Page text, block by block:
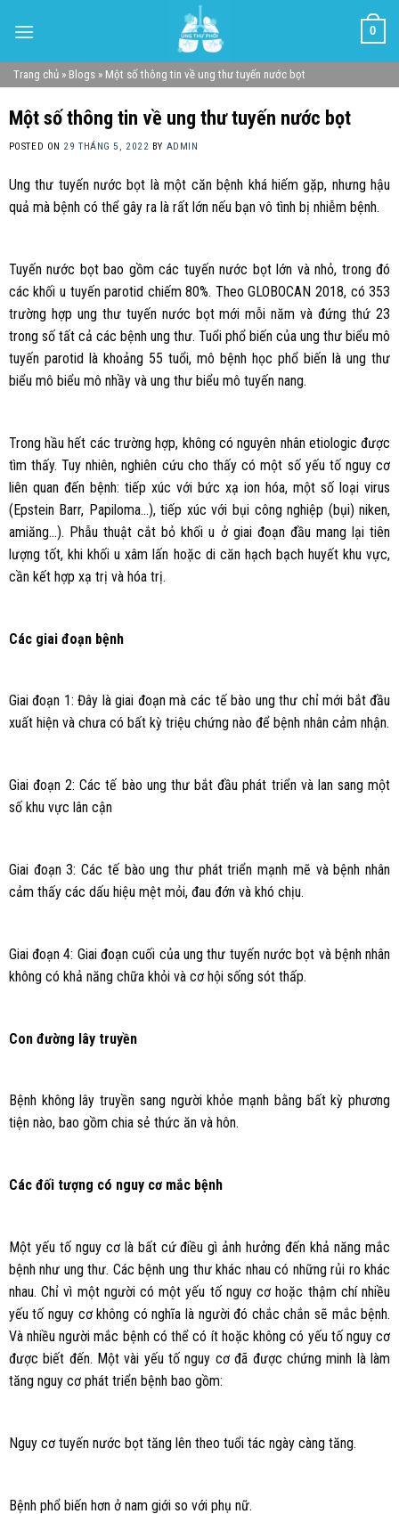
0
Trang chủ » Blogs » Một số thông tin về ung thư tuyến nước bọt
Một số thông tin về ung thư tuyến nước bọt
POSTED ON 29 THÁNG 5, 2022 BY ADMIN
Ung thư tuyến nước bọt là một căn bệnh khá hiếm gặp, nhưng hậu
quả mà bệnh có thể gây ra là rất lớn nếu bạn vô tình bị nhiễm bệnh.
Tuyến nước bọt bao gồm các tuyến nước bọt lớn và nhỏ, trong đó
các khối u tuyến parotid chiếm 80%. Theo GLOBOCAN 2018, có 353
trường hợp ung thư tuyến nước bọt mới mỗi năm và đứng thứ 23
trong số tất cả các bệnh ung thư. Tuổi phổ biến của ung thư biểu mô
tuyến parotid là khoảng 55 tuổi, mô bệnh học phổ biến là ung thư
biểu mô biểu mô nhầy và ung thư biểu mô tuyến nang.
Trong hầu hết các trường hợp, không có nguyên nhân etiologic được
tìm thấy. Tuy nhiên, nghiên cứu cho thấy có một số yếu tố nguy cơ
liên quan đến bệnh: tiếp xúc với bức xạ ion hóa, một số loại virus
(Epstein Barr, Papiloma…), tiếp xúc với bụi công nghiệp (bụi) niken,
amiăng…). Phẫu thuật cắt bỏ khối u ở giai đoạn đầu mang lại tiên
lượng tốt, khi khối u xâm lấn hoặc di căn hạch bạch huyết khu vực,
cần kết hợp xạ trị và hóa trị.
Các giai đoạn bệnh
Giai đoạn 1: Đây là giai đoạn mà các tế bào ung thư chỉ mới bắt đầu
xuất hiện và chưa có bất kỳ triệu chứng nào để bệnh nhân cảm nhận.
Giai đoạn 2: Các tế bào ung thư bắt đầu phát triển và lan sang một
số khu vực lân cận
Giai đoạn 3: Các tế bào ung thư phát triển mạnh mẽ và bệnh nhân
cảm thấy các dấu hiệu mệt mỏi, đau đớn và khó chịu.
Giai đoạn 4: Giai đoạn cuối của ung thư tuyến nước bọt và bệnh nhân
không có khả năng chữa khỏi và cơ hội sống sót thấp.
Con đường lây truyền
Bệnh không lây truyền sang người khỏe mạnh bằng bất kỳ phương
tiện nào, bao gồm chia sẻ thức ăn và hôn.
Các đối tượng có nguy cơ mắc bệnh
Một yếu tố nguy cơ là bất cứ điều gì ảnh hưởng đến khả năng mắc
bệnh như ung thư. Các bệnh ung thư khác nhau có những rủi ro khác
nhau. Chỉ vì một người có một yếu tố nguy cơ hoặc thậm chí nhiều
yếu tố nguy cơ không có nghĩa là người đó chắc chắn sẽ mắc bệnh.
Và nhiều người mắc bệnh có thể có ít hoặc không có yếu tố nguy cơ
được biết đến. Một vài yếu tố nguy cơ đã được chứng minh là làm
tăng nguy cơ phát triển bệnh bao gồm:
Nguy cơ tuyến nước bọt tăng lên theo tuổi tác ngày càng tăng.
Bệnh phổ biến hơn ở nam giới so với phụ nữ.